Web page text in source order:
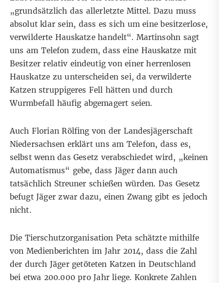
„grundsätzlich das allerletzte Mittel. Dazu muss
absolut klar sein, dass es sich um eine besitzerlose,
verwilderte Hauskatze handelt“. Martinsohn sagt
uns am Telefon zudem, dass eine Hauskatze mit
Besitzer relativ eindeutig von einer herrenlosen
Hauskatze zu unterscheiden sei, da verwilderte
Katzen struppigeres Fell hätten und durch
Wurmbefall häufig abgemagert seien.
Auch Florian Rölfing von der Landesjägerschaft
Niedersachsen erklärt uns am Telefon, dass es,
selbst wenn das Gesetz verabschiedet wird, „keinen
Automatismus“ gebe, dass Jäger dann auch
tatsächlich Streuner schießen würden. Das Gesetz
befugt Jäger zwar dazu, einen Zwang gibt es jedoch
nicht.
Die Tierschutzorganisation Peta schätztemithilfe
von Medienberichten im Jahr 2014, dass die Zahl
der durch Jäger getöteten Katzen in Deutschland
bei etwa 200.000 pro Jahr liege. Konkrete Zahlen